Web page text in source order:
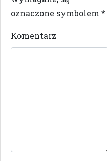
oznaczone symbolem *
Komentarz